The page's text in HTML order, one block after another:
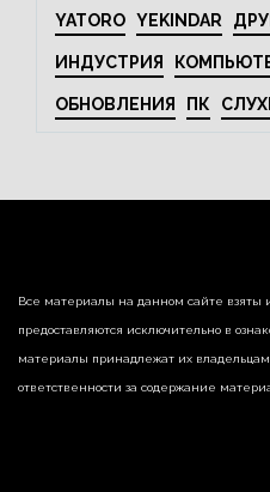
YATORO YEKINDAR
ИНДУСТРИЯ
ОБНОВЛЕНИЯ ПК
Все материалы на данном сайте взяты
предоставляются исключительно в
материалы принадлежат их
ответственности за содержание